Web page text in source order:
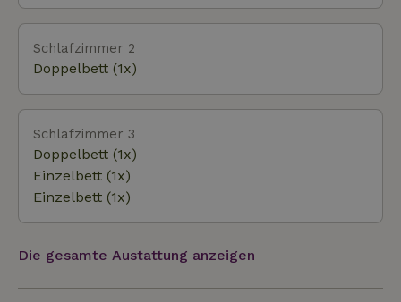
Schlafzimmer 2
Doppelbett (1x)
Schlafzimmer 3
Doppelbett (1x)
Einzelbett (1x)
Einzelbett (1x)
Die gesamte Austattung anzeigen